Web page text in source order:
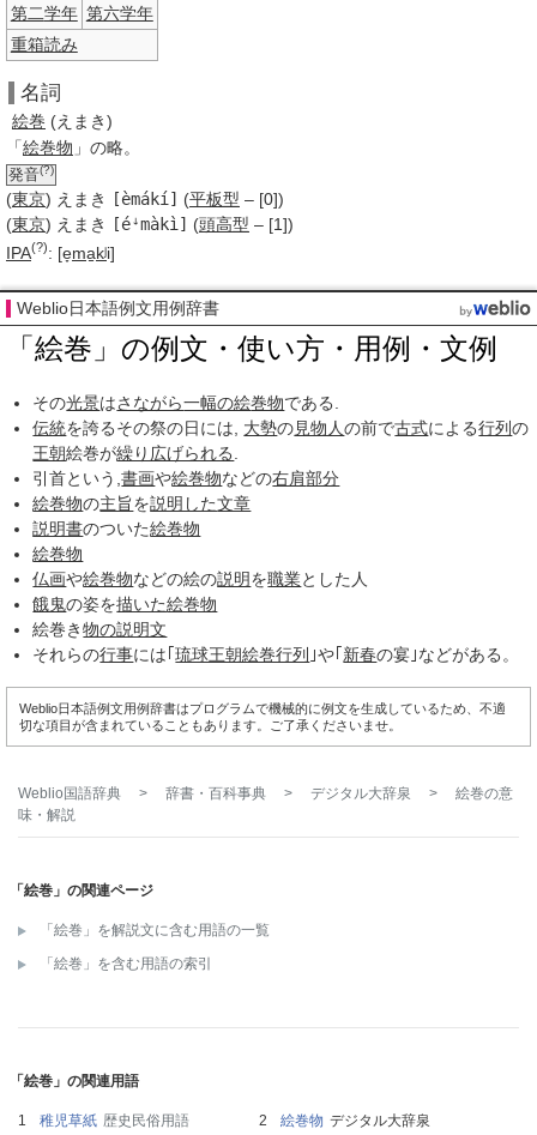
第二学年 第六学年
重箱読み
名詞
絵巻 (えまき)
「絵巻物 」の略。
発音(?)
(東京) え まき [èmákí] (平板型 – [0])
(東京) え まき [éꜜmàkì] (頭高型 – [1])
IPA(?): [e̞makʲi]
Weblio日本語例文用例辞書
「絵巻」の例文・使い方・用例・文例
その光景はさながら一幅の絵巻物である.
伝統を誇るその祭の日には, 大勢の見物人の前で古式による行列の
王朝絵巻が繰り広げられる
引首という,書画や絵巻物などの右肩部分
絵巻物の主旨を説明した文章
説明書のついた絵巻物
絵巻物
仏画や絵巻物などの絵の説明を職業とした人
餓鬼の姿を描いた絵巻物
絵巻き物の説明文
それらの行事には｢琉球王朝絵巻行列 ｣や｢ 新春の宴｣などがある。
Weblio日本語例文用例辞書はプログラムで機械的に例文を生成しているため、不適
切な項目が含まれていることもあります。ご了承くださいませ。
Weblio国語辞典 > 辞書・百科事典 > デジタル大辞泉 > 絵巻の意
味・解説
「絵巻」の関連ページ
「絵巻」を解説文に含む用語の一覧
「絵巻」を含む用語の索引
「絵巻」の関連用語
稚児草紙 歴史民俗用語 絵巻物 デジタル大辞泉